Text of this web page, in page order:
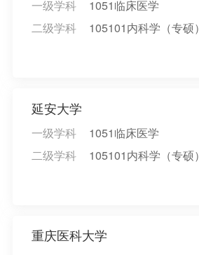
一级学科
1051临床医学
二级学科
105101内科学（专硕）
延安大学
一级学科
1051临床医学
二级学科
105101内科学（专硕）
重庆医科大学